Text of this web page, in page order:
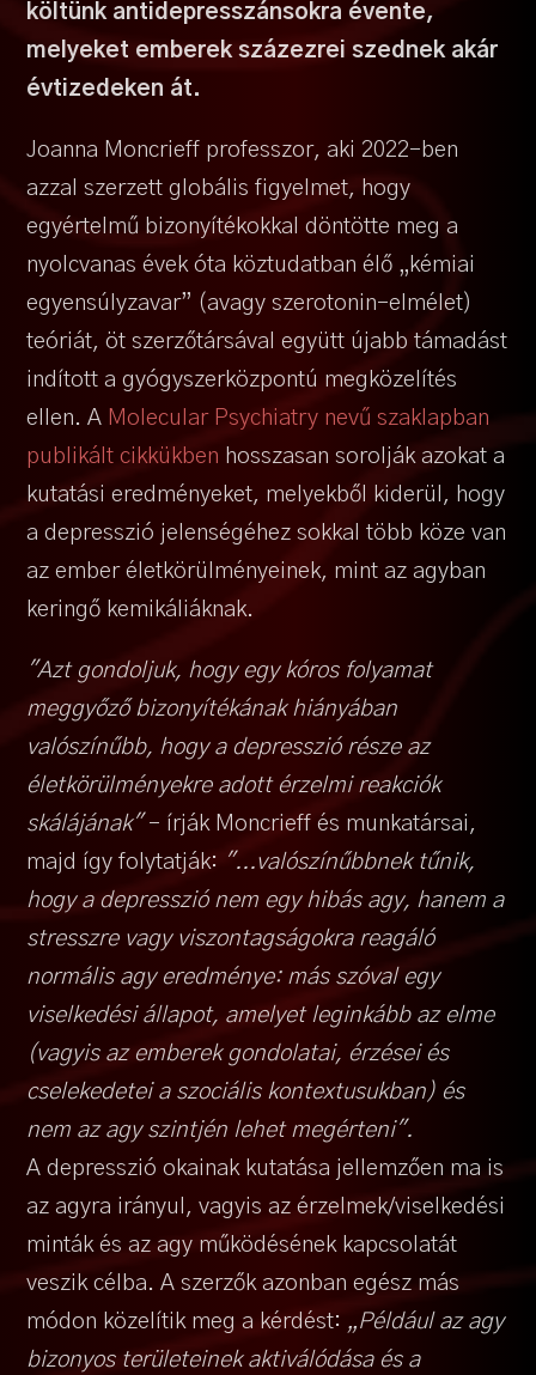
költünk antidepresszánsokra évente,
melyeket emberek százezrei szednek akár
évtizedeken át.
Joanna Moncrieff professzor, aki 2022-ben
azzal szerzett globális figyelmet, hogy
egyértelmű bizonyítékokkal döntötte meg a
nyolcvanas évek óta köztudatban élő „kémiai
egyensúlyzavar” (avagy szerotonin-elmélet)
teóriát, öt szerzőtársával együtt újabb támadást
indított a gyógyszerközpontú megközelítés
ellen. A Molecular Psychiatry nevű szaklapban
publikált cikkükben hosszasan sorolják azokat a
kutatási eredményeket, melyekből kiderül, hogy
a depresszió jelenségéhez sokkal több köze van
az ember életkörülményeinek, mint az agyban
keringő kemikáliáknak.
"Azt gondoljuk, hogy egy kóros folyamat
meggyőző bizonyítékának hiányában
valószínűbb, hogy a depresszió része az
életkörülményekre adott érzelmi reakciók
skálájának"– írják Moncrieff és munkatársai,
majd így folytatják: "...valószínűbbnek tűnik,
hogy a depresszió nem egy hibás agy, hanem a
stresszre vagy viszontagságokra reagáló
normális agy eredménye: más szóval egy
viselkedési állapot, amelyet leginkább az elme
(vagyis az emberek gondolatai, érzései és
cselekedetei a szociális kontextusukban) és
nem az agy szintjén lehet megérteni".
A depresszió okainak kutatása jellemzően ma is
az agyra irányul, vagyis az érzelmek/viselkedési
minták és az agy működésének kapcsolatát
veszik célba. A szerzők azonban egész más
módon közelítik meg a kérdést: „Például az agy
bizonyos területeinek aktiválódása és a